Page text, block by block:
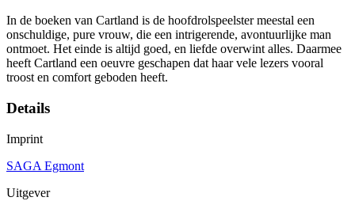
In de boeken van Cartland is de hoofdrolspeelster meestal een
onschuldige, pure vrouw, die een intrigerende, avontuurlijke man
ontmoet. Het einde is altijd goed, en liefde overwint alles. Daarmee
heeft Cartland een oeuvre geschapen dat haar vele lezers vooral
troost en comfort geboden heeft.
Details
Imprint
SAGA Egmont
Uitgever